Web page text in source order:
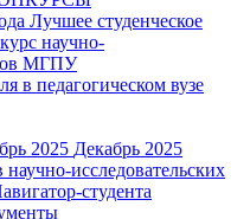
Лучшее студенческое
научно-
МГПУ
в педагогическом вузе
2025 Декабрь 2025
исследовательских
студента